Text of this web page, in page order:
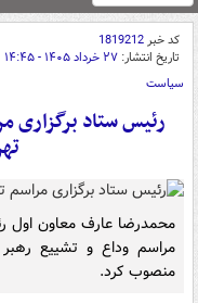
کد خبر1819212
تاریخ انتشار: ۲۷ خرداد ۱۴۰۵ - ۱۴:۴۵
سیاست
رئیس ستاد برگزاری
محمدرضا عارف معاون اول
مراسم وداع و تشییع
منصوب کرد.